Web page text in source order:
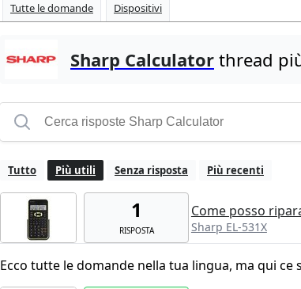
Tutte le domande Dispositivi
Sharp Calculator thread
Tutto Più utili Senza risposta Più recenti
1
RISPOSTA
Come posso
Sharp EL-531X
Ecco tutte le domande nella tua lingua, ma qui